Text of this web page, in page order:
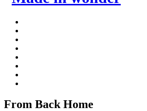
From Back Home